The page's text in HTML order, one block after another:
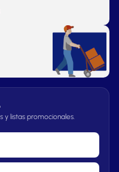
y listas promocionales.